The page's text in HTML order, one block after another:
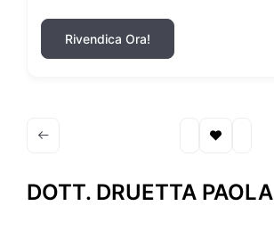
Rivendica Ora!
DOTT. DRUETTA PAOLA